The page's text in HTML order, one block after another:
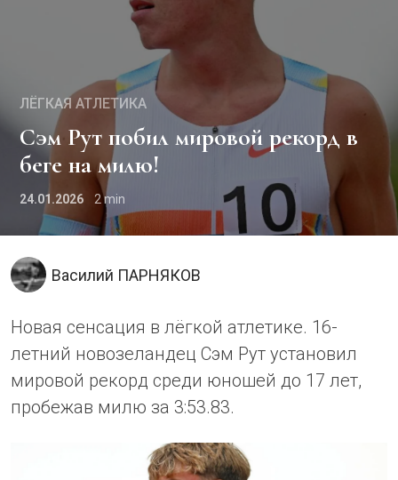
ЛЁГКАЯ АТЛЕТИКА
Сэм Рут побил мировой рекорд в
беге на милю!
24.01.2026 2
Василий ПАРНЯКОВ
Новая сенсация в лёгкой атлетике. 16-
летний новозеландец Сэм Рут установил
мировой рекорд среди юношей до 17 лет,
пробежав милю за 3:53.83.